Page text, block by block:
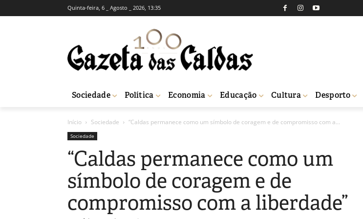
Quinta-feira, 6 _ Agosto _ 2026, 13:35
Sociedade Política Economia Educação Cultura Desporto
Início Sociedade “Caldas permanece como um símbolo de coragem e de compromisso com a...
Sociedade
“Caldas permanece como um
símbolo de coragem e de
compromisso com a liberdade”